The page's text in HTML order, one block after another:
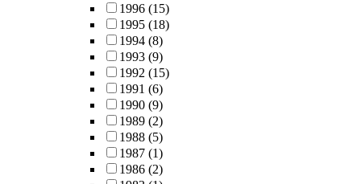
1996 (15)
1995 (18)
1994 (8)
1993 (9)
1992 (15)
1991 (6)
1990 (9)
1989 (2)
1988 (5)
1987 (1)
1986 (2)